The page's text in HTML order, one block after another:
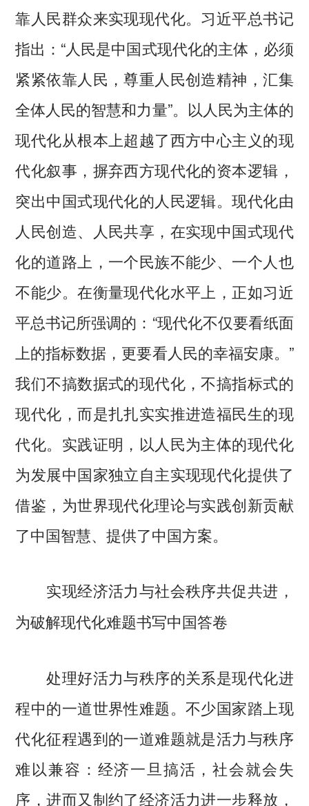
靠人民群众来实现现代化。习近平总书记
指出：“人民是中国式现代化的主体，必须
紧紧依靠人民，尊重人民创造精神，汇集
全体人民的智慧和力量”。以人民为主体的
现代化从根本上超越了西方中心主义的现
代化叙事，摒弃西方现代化的资本逻辑，
突出中国式现代化的人民逻辑。现代化由
人民创造、人民共享，在实现中国式现代
化的道路上，一个民族不能少、一个人也
不能少。在衡量现代化水平上，正如习近
平总书记所强调的：“现代化不仅要看纸面
上的指标数据，更要看人民的幸福安康。”
我们不搞数据式的现代化，不搞指标式的
现代化，而是扎扎实实推进造福民生的现
代化。实践证明，以人民为主体的现代化
为发展中国家独立自主实现现代化提供了
借鉴，为世界现代化理论与实践创新贡献
了中国智慧、提供了中国方案。
实现经济活力与社会秩序共促共进，
为破解现代化难题书写中国答卷
处理好活力与秩序的关系是现代化进
程中的一道世界性难题。不少国家踏上现
代化征程遇到的一道难题就是活力与秩序
难以兼容：经济一旦搞活，社会就会失
序，进而又制约了经济活力进一步释放，